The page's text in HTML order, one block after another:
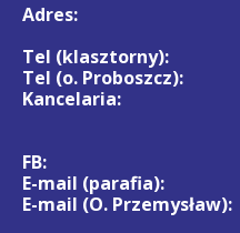
Adres:
Tel (klasztorny):
Tel (o. Proboszcz):
Kancelaria:
FB:
E-mail (parafia):
E-mail (O. Przemysław):